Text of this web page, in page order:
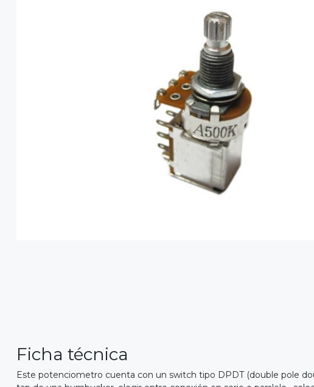
Ficha técnica
Este potenciometro cuenta con un switch tipo DPDT (double pole